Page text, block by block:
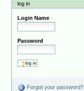
log in
Login Name
Password
Forgot your password?